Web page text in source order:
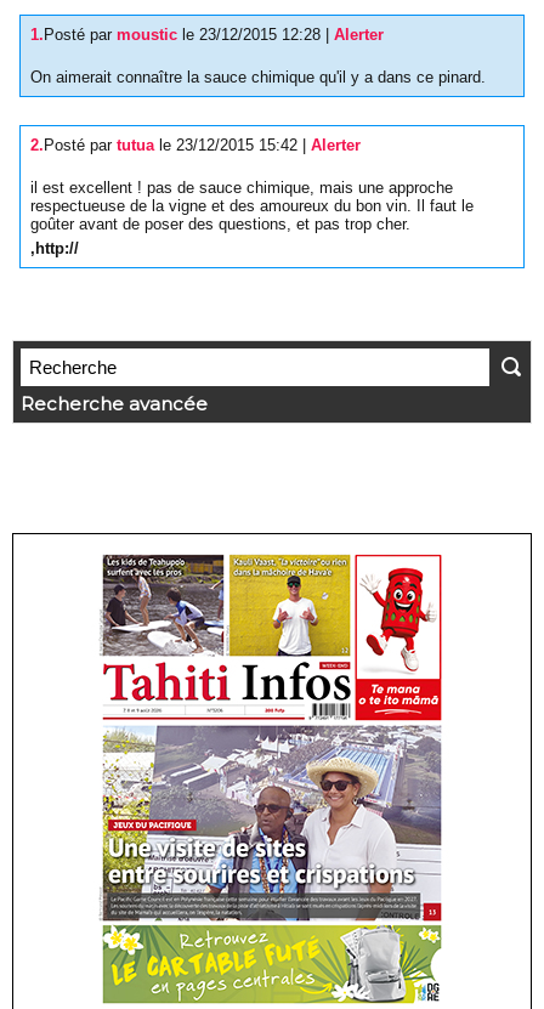
1. Posté par moustic le 23/12/2015 12:28 Alerter
On aimerait connaître la sauce chimique qu'il y a dans ce pinard.
2. Posté par tutua le 23/12/2015 15:42 Alerter
il est excellent ! pas de sauce chimique, mais une approche
respectueuse de la vigne et des amoureux du bon vin. Il faut le
goûter avant de poser des questions, et pas trop cher.
,http://
Recherche avancée